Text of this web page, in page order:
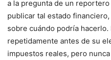
a la pregunta de un
publicar tal estado
sobre cuándo podría hacerlo.
repetidamente antes de su
impuestos reales, pero